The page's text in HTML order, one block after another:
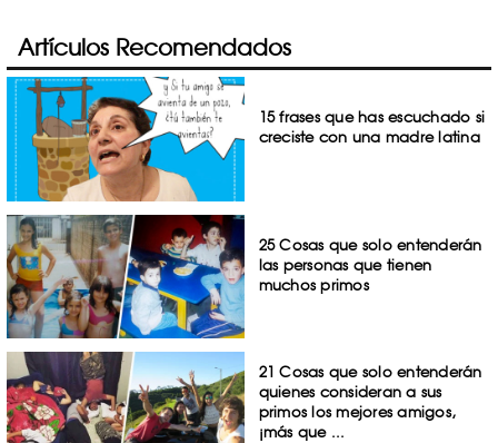
Artículos Recomendados
15 frases que has escuchado si
creciste con una madre latina
25 Cosas que solo entenderán
las personas que tienen
muchos primos
21 Cosas que solo entenderán
quienes consideran a sus
primos los mejores amigos,
¡más que ...